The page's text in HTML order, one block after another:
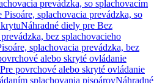
prevádzka, so splachovacím
splachovacia prevádzka, so
Náhradné diely pre Bez
bez splachovacieho
splachovacia prevádzka, bez
alebo skryté ovládanie
povrchové alebo skryté ovládanie
splachovania pisoárovNáhradné